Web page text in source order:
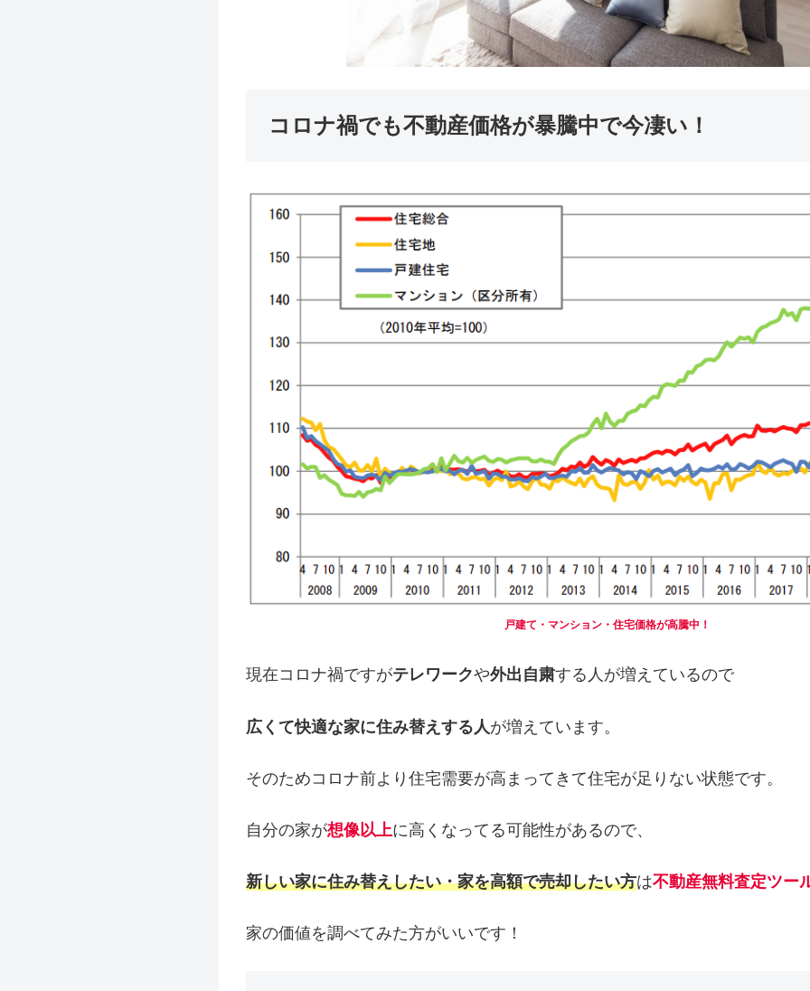
コロナ禍でも不動産価格が暴騰中で今凄い！
戸建て・マンション・住宅価格が高騰中！
現在コロナ禍ですがテレワークや外出自粛する人が増えているので
広くて快適な家に住み替えする人が増えています。
そのためコロナ前より住宅需要が高まってきて住宅が足りない状態です。
自分の家が想像以上に高くなってる可能性があるので、
新しい家に住み替えしたい・家を高額で売却したい方は不動産無料査定ツー
家の価値を調べてみた方がいいです！